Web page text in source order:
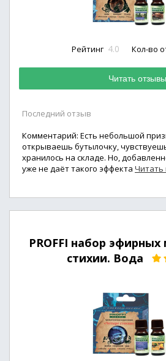
Рейтинг 4.0 Кол-во
Читать отзывы
Последний отзыв
Комментарий: Есть небольшой
открываешь бутылочку,
хранилось на складе. Но,
уже не даёт такого эффекта Читать
PROFFI набор
стихии. Вода